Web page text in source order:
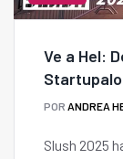
Ve a Hel:
POR ANDREA
Slush 2025